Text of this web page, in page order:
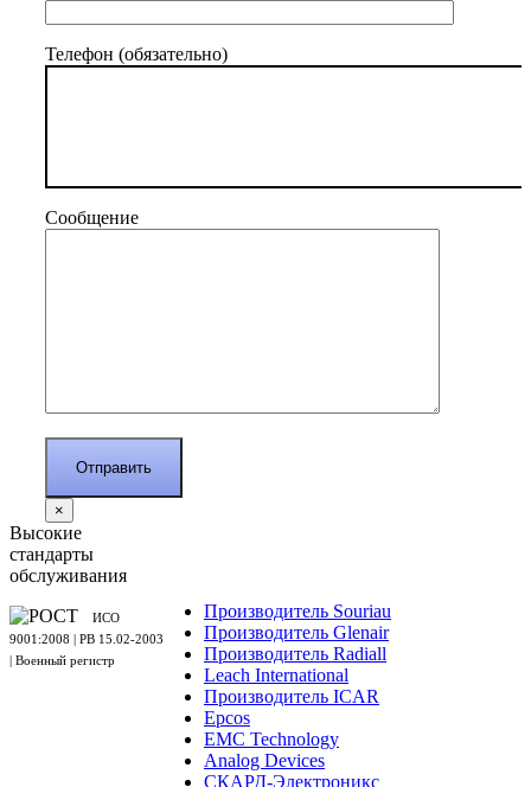
Телефон (обязательно)
Сообщение
×
Производитель Souriau
Производитель Glenair
Производитель Radiall
Leach International
Производитель ICAR
Epcos
EMC Technology
Analog Devices
СКАРД-Электроникс
Высокие
стандарты
обслуживания
ИСО
9001:2008 | PB 15.02-2003
| Военный регистр